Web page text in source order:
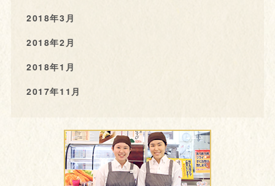
2018年3月
2018年2月
2018年1月
2017年11月